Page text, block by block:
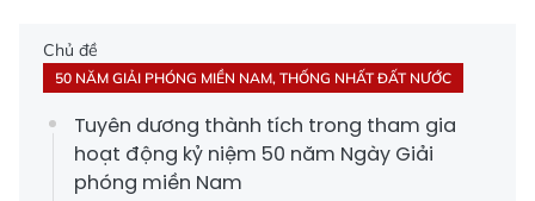
Chủ đề
50 NĂM GIẢI PHÓNG MIỀN NAM, THỐNG NHẤT ĐẤT NƯỚC
Tuyên dương thành tích trong tham gia
hoạt động kỷ niệm 50 năm Ngày Giải
phóng miền Nam